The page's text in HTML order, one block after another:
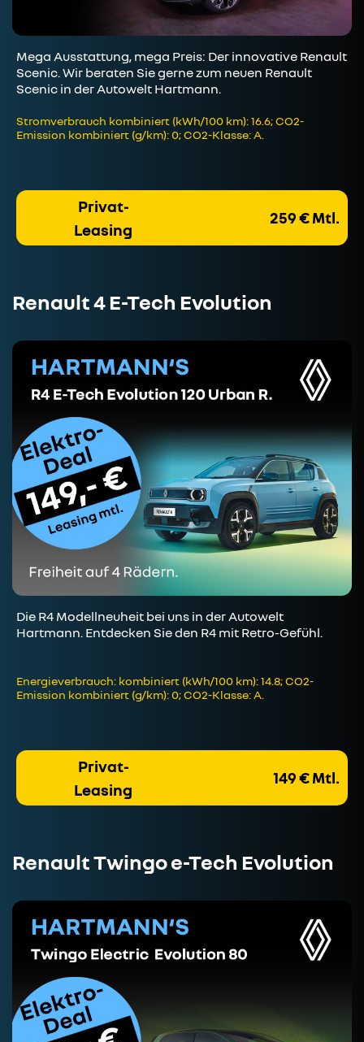
Mega Ausstattung, mega Preis: Der innovative Renault
Scenic. Wir beraten Sie gerne zum neuen Renault
Scenic in der Autowelt Hartmann.
Stromverbrauch kombiniert (kWh/100 km): 16.6; CO2-
Emission kombiniert (g/km): 0; CO2-Klasse: A.
Privat-
Leasing
259 € Mtl.
Renault 4 E-Tech Evolution
Die R4 Modellneuheit bei uns in der Autowelt
Hartmann. Entdecken Sie den R4 mit Retro-Gefühl.
Energieverbrauch: kombiniert (kWh/100 km): 14.8; CO2-
Emission kombiniert (g/km): 0; CO2-Klasse: A.
Privat-
Leasing
149 € Mtl.
Renault Twingo e-Tech Evolution